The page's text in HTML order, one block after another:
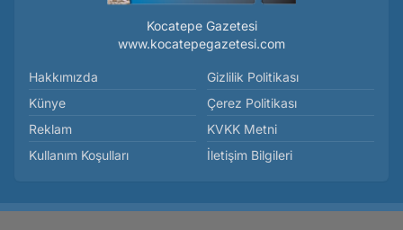
Kocatepe Gazetesi
www.kocatepegazetesi.com
Hakkımızda
Künye
Reklam
Kullanım Koşulları
Gizlilik Politikası
Çerez Politikası
KVKK Metni
İletişim Bilgileri